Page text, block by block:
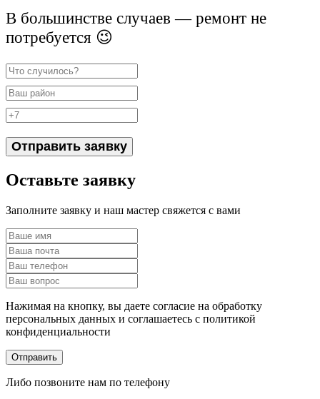
В большинстве случаев — ремонт не
потребуется 😉
Отправить заявку
Оставьте заявку
Заполните заявку и наш мастер свяжется с вами
Нажимая на кнопку, вы даете согласие на обработку
персональных данных и соглашаетесь c политикой
конфиденциальности
Отправить
Либо позвоните нам по телефону